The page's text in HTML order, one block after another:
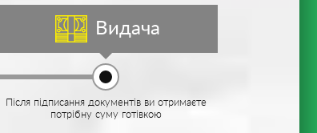
Видача
Після підписання документів ви отримаєте
потрібну суму готівкою